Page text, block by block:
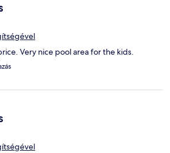
Very nice pool area for the kids.